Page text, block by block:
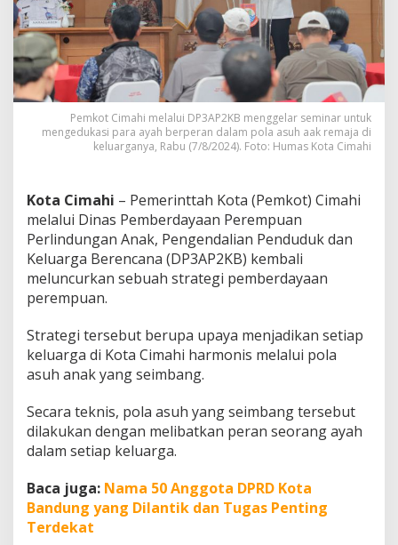
y
a
h
B
e
r
p
e
r
L
e
i
h
d
m
P
o
a
s
A
n
Pemkot Cimahi melalui DP3AP2KB menggelar seminar untuk
mengedukasi para ayah berperan dalam pola asuh aak remaja di
keluarganya, Rabu (7/8/2024). Foto: Humas Kota Cimahi
Kota Cimahi – Pemerinttah Kota (Pemkot) Cimahi
melalui Dinas Pemberdayaan Perempuan
Perlindungan Anak, Pengendalian Penduduk dan
Keluarga Berencana (DP3AP2KB) kembali
meluncurkan sebuah strategi pemberdayaan
perempuan.
Strategi tersebut berupa upaya menjadikan setiap
keluarga di Kota Cimahi harmonis melalui pola
asuh anak yang seimbang.
Secara teknis, pola asuh yang seimbang tersebut
dilakukan dengan melibatkan peran seorang ayah
dalam setiap keluarga.
Baca juga: Nama 50 Anggota DPRD Kota
Bandung yang Dilantik dan Tugas Penting
Terdekat